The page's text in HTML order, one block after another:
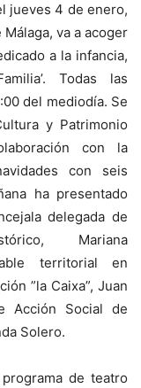
jueves 4 de enero,
va a acoger
a la infancia,
Todas las
del mediodía. Se
y Patrimonio
con la
con seis
ha presentado
delegada de
Mariana
territorial en
”la Caixa”, Juan
Acción Social de
Solero.
de teatro